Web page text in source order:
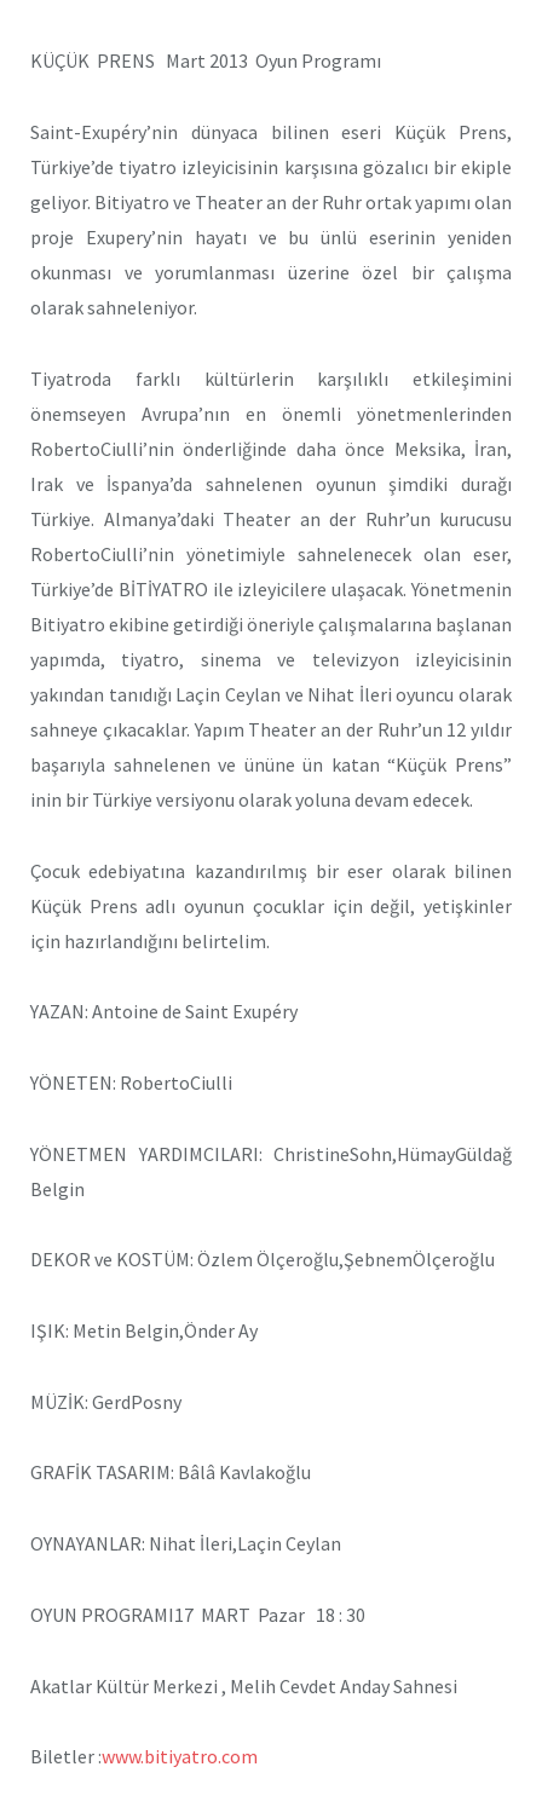
KÜÇÜK PRENS Mart 2013 Oyun Programı
Saint-Exupéry’nin dünyaca bilinen eseri Küçük Prens,
Türkiye’de tiyatro izleyicisinin karşısına gözalıcı bir ekiple
geliyor. Bitiyatro ve Theater an der Ruhr ortak yapımı olan
proje Exupery’nin hayatı ve bu ünlü eserinin yeniden
okunması ve yorumlanması üzerine özel bir çalışma
olarak sahneleniyor.
Tiyatroda farklı kültürlerin karşılıklı etkileşimini
önemseyen Avrupa’nın en önemli yönetmenlerinden
RobertoCiulli’nin önderliğinde daha önce Meksika, İran,
Irak ve İspanya’da sahnelenen oyunun şimdiki durağı
Türkiye. Almanya’daki Theater an der Ruhr’un kurucusu
RobertoCiulli’nin yönetimiyle sahnelenecek olan eser,
Türkiye’de BİTİYATRO ile izleyicilere ulaşacak. Yönetmenin
Bitiyatro ekibine getirdiği öneriyle çalışmalarına başlanan
yapımda, tiyatro, sinema ve televizyon izleyicisinin
yakından tanıdığı Laçin Ceylan ve Nihat İleri oyuncu olarak
sahneye çıkacaklar. Yapım Theater an der Ruhr’un 12 yıldır
başarıyla sahnelenen ve ününe ün katan “Küçük Prens”
inin bir Türkiye versiyonu olarak yoluna devam edecek.
Çocuk edebiyatına kazandırılmış bir eser olarak bilinen
Küçük Prens adlı oyunun çocuklar için değil, yetişkinler
için hazırlandığını belirtelim.
YAZAN: Antoine de Saint Exupéry
YÖNETEN: RobertoCiulli
YÖNETMEN YARDIMCILARI: ChristineSohn,HümayGüldağ
Belgin
DEKOR ve KOSTÜM: Özlem Ölçeroğlu,ŞebnemÖlçeroğlu
IŞIK: Metin Belgin,Önder Ay
MÜZİK: GerdPosny
GRAFİK TASARIM: Bâlâ Kavlakoğlu
OYNAYANLAR: Nihat İleri,Laçin Ceylan
OYUN PROGRAMI17 MART Pazar 18 : 30
Akatlar Kültür Merkezi , Melih Cevdet Anday Sahnesi
Biletler :www.bitiyatro.com